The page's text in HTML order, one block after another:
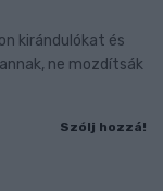
kirándulókat és
ne mozdítsák
Szólj hozzá!